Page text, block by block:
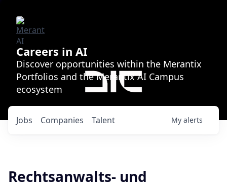
Careers in AI
Discover opportunities within the Merantix
Portfolios and the Merantix AI Campus
ecosystem
Jobs Companies Talent My alerts
Rechtsanwalts- und